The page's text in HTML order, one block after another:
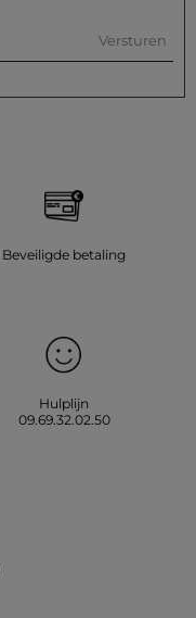
Versturen
Beveiligde betaling
Hulplijn
09.69.32.02.50